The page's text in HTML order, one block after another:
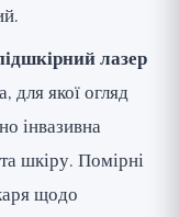
лазер
для якої огляд
інвазивна
шкіру. Помірні
щодо